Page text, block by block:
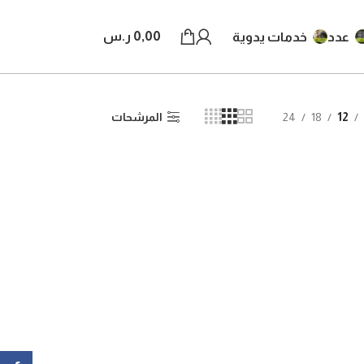
عدد خدمات يدوية 0,00 ر.س
12
18
24 المرشحات